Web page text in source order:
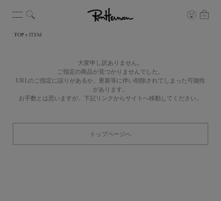
TOP ITEM
大変申し訳ありません。
ご指定の商品が見つかりませんでした。
URLのご指定に誤りがあるか、更新等に伴い削除されてしまった可能性
があります。
お手数とは思いますが、下記リンクからサイトへ移動してください。
トップページへ